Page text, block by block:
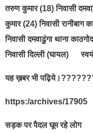
तरुण कुमार (18) निवासी
कुमार (24) निवासी रानीबाग
निवासी दमवाढुंगा थाना
निवासी दिल्ली (घायल)
यह ख़बर भी
https:/archives/17905
सड़क पर पैदल घूम रहे लोग